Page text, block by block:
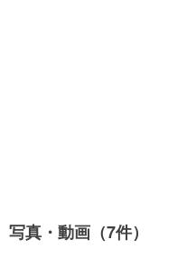
写真・動画（7件）